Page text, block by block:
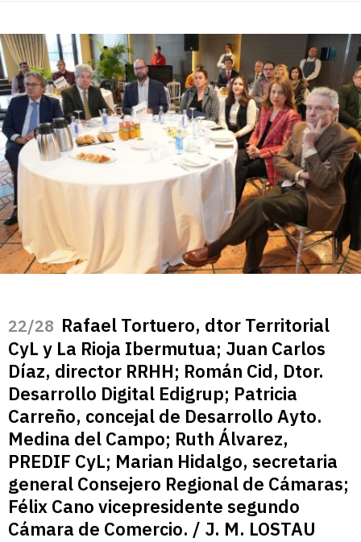
/28 Rafael Tortuero, dtor Territorial
CyL y La Rioja Ibermutua; Juan Carlos
Díaz, director RRHH; Román Cid, Dtor.
Desarrollo Digital Edigrup; Patricia
Carreño, concejal de Desarrollo Ayto.
Medina del Campo; Ruth Álvarez,
PREDIF CyL; Marian Hidalgo, secretaria
general Consejero Regional de Cámaras;
Félix Cano vicepresidente segundo
Cámara de Comercio. / J. M. LOSTAU